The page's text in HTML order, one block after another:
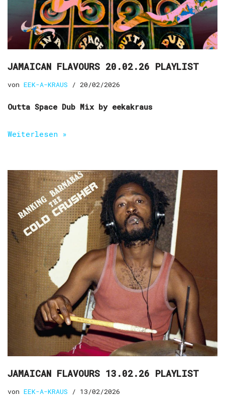
JAMAICAN FLAVOURS 20.02.26 PLAYLIST
von EEK-A-KRAUS 20/02/2026
Outta Space Dub Mix by eekakraus
Weiterlesen »
JAMAICAN FLAVOURS 13.02.26 PLAYLIST
von EEK-A-KRAUS 13/02/2026